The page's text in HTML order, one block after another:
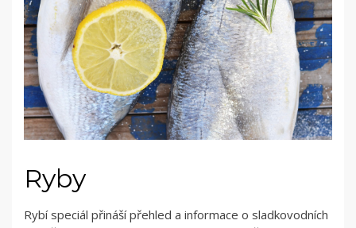
Ryby
Rybí speciál přináší přehled a informace o sladkovodních